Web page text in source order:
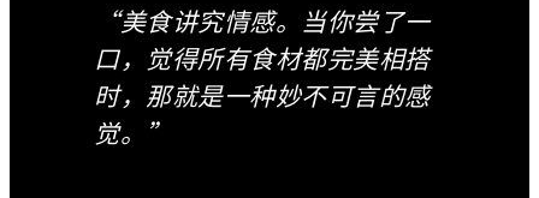
“美食讲究情感。当你尝了一
口，觉得所有食材都完美相搭
时，那就是一种妙不可言的感
觉。”